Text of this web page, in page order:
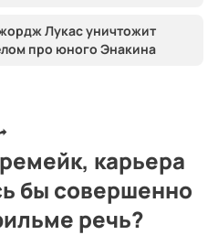
Лукас уничтожит
про юного Энакина
карьера
бы совершенно
речь?